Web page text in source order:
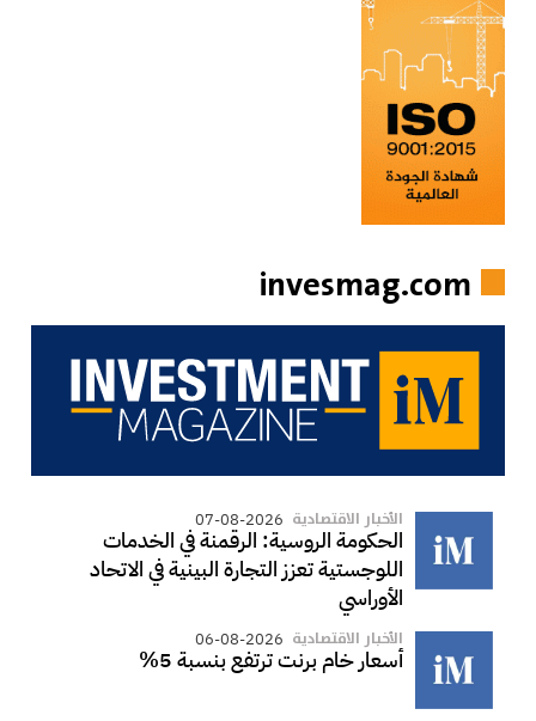
invesmag.com
الأخبار الاقتصادية 07-08-2026
الحكومة الروسية: الرقمنة في الخدمات
اللوجستية تعزز التجارة البينية في الاتحاد
الأوراسي
الأخبار الاقتصادية 06-08-2026
أسعار خام برنت ترتفع بنسبة 5%